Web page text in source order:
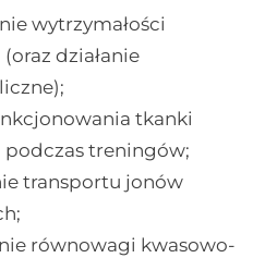
wytrzymałości
działanie
tkanki
treningów;
transportu jonów
równowagi kwasowo-